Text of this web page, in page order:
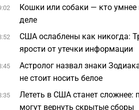
Кошки или собаки — кто
деле
США ослаблены как никогда:
ярости от утечки информации
Астролог назвал знаки
не стоит носить белое
Лететь в США станет сложнее:
могут вернуть скрытые сборы